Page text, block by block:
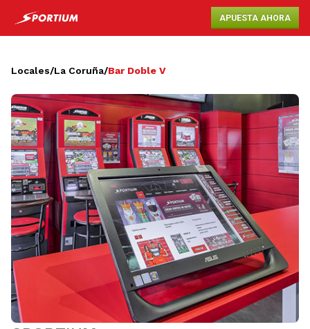
APUESTA AHORA
Locales/La Coruña/Bar Doble V